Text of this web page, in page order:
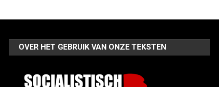
OVER HET GEBRUIK VAN ONZE TEKSTEN